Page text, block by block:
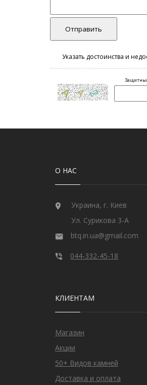
О НАС
Украина, г. Киев
Ул. Сурикова 3-А
btq.in.ua@gmail.com
044-332-45-18
КЛИЕНТАМ
Магазин
Акции
50+ Видов камней
Доставка и оплата